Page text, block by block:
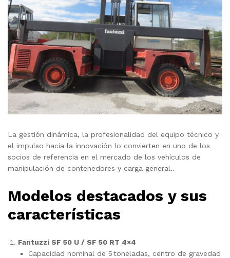
La gestión dinámica, la profesionalidad del equipo técnico y
el impulso hacia la innovación lo convierten en uno de los
socios de referencia en el mercado de los vehículos de
manipulación de contenedores y carga general..
Modelos destacados y sus
características
Fantuzzi SF 50 U / SF 50 RT 4×4
Capacidad nominal de 5 toneladas, centro de gravedad